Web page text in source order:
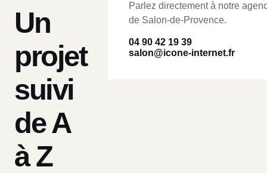
Un
projet
suivi
de A
à Z
Parlez directement à notre
de Salon-de-Provence.
04 90 42 19 39
salon@icone-internet.fr